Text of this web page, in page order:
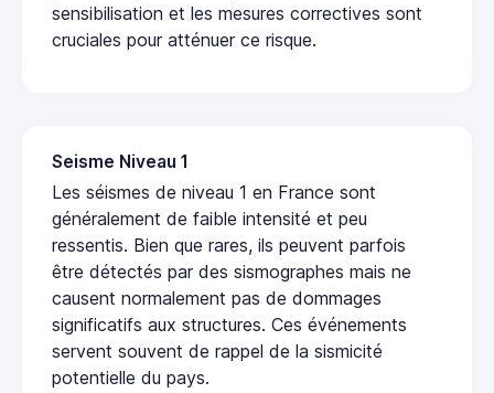
sensibilisation et les mesures correctives sont
cruciales pour atténuer ce risque.
Seisme Niveau 1
Les séismes de niveau 1 en France sont
généralement de faible intensité et peu
ressentis. Bien que rares, ils peuvent parfois
être détectés par des sismographes mais ne
causent normalement pas de dommages
significatifs aux structures. Ces événements
servent souvent de rappel de la sismicité
potentielle du pays.